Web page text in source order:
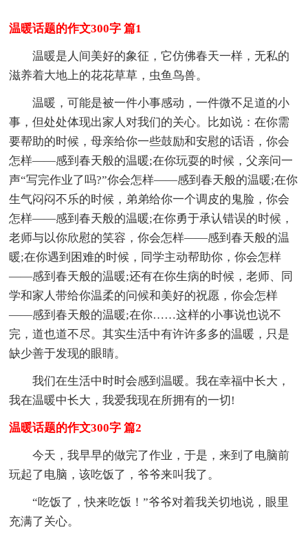
温暖话题的作文300字 篇1
温暖是人间美好的象征，它仿佛春天一样，无私的
滋养着大地上的花花草草，虫鱼鸟兽。
温暖，可能是被一件小事感动，一件微不足道的小
事，但处处体现出家人对我们的关心。比如说：在你需
要帮助的时候，母亲给你一些鼓励和安慰的话语，你会
怎样——感到春天般的温暖;在你玩耍的时候，父亲问一
声“写完作业了吗?”你会怎样——感到春天般的温暖;在你
生气闷闷不乐的时候，弟弟给你一个调皮的鬼脸，你会
怎样——感到春天般的温暖;在你勇于承认错误的时候，
老师与以你欣慰的笑容，你会怎样——感到春天般的温
暖;在你遇到困难的时候，同学主动帮助你，你会怎样
——感到春天般的温暖;还有在你生病的时候，老师、同
学和家人带给你温柔的问候和美好的祝愿，你会怎样
——感到春天般的温暖;在你……这样的小事说也说不
完，道也道不尽。其实生活中有许许多多的温暖，只是
缺少善于发现的眼睛。
我们在生活中时时会感到温暖。我在幸福中长大，
我在温暖中长大，我爱我现在所拥有的一切!
温暖话题的作文300字 篇2
今天，我早早的做完了作业，于是，来到了电脑前
玩起了电脑，该吃饭了，爷爷来叫我了。
“吃饭了，快来吃饭！”爷爷对着我关切地说，眼里
充满了关心。